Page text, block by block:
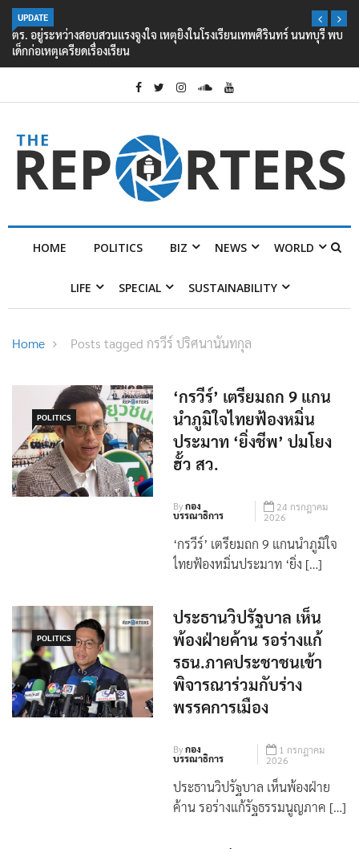
UPDATE
ตร. อยู่ระหว่างสอบสวนแรงจูงใจ เหตุยิงในโรงเรียนเทพศิรินทร์ นนทบุรี พบ
เด็กก่อเหตุเครียดเรื่องเรียน
HOME POLITICS BIZ NEWS WORLD
LIFE SPECIAL SUSTAINABILITY
Home Posts tagged กรวีร์ ปริศนานันทกุล
POLITICS
‘กรวีร์’ เตรียมถก 9 แกน
นำภูมิใจไทยฟ้องหมิ่น
ประมาท ‘ยิ่งชีพ’ ปมโยง
ฮั้ว สว.
Byกอง
บรรณาธิการ
24 กรกฎาคม
2026
‘กรวีร์’ เตรียมถก 9 แกนนำภูมิใจ
ไทยฟ้องหมิ่นประมาท ‘ยิ่ง […]
POLITICS
ประธานวิปรัฐบาล เห็น
พ้องฝ่ายค้าน รอร่างแก้
รธน.ภาคประชาชนเข้า
พิจารณาร่วมกับร่าง
พรรคการเมือง
Byกอง
บรรณาธิการ
1 กรกฎาคม
2026
ประธานวิปรัฐบาล เห็นพ้องฝ่าย
ค้าน รอร่างแก้รัฐธรรมนูญภาค […]